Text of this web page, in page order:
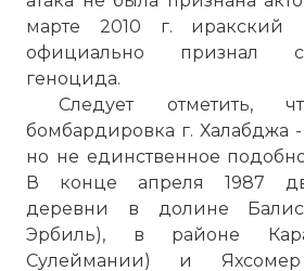
марте 2010 г. иракский
официально признал
геноцида.
Следует отметить,
бомбардировка г. Халабджа
но не единственное
В конце апреля 1987
деревни в долине
Эрбиль), в районе
Сулеймании) и